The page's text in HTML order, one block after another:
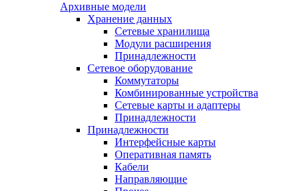
Архивные модели
Хранение данных
Сетевые хранилища
Модули расширения
Принадлежности
Сетевое оборудование
Коммутаторы
Комбинированные устройства
Сетевые карты и адаптеры
Принадлежности
Принадлежности
Интерфейсные карты
Оперативная память
Кабели
Направляющие